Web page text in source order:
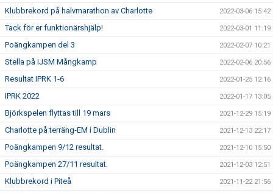
Klubbrekord på halvmarathon av Charlotte 2022-03-06 15:42
Tack för er funktionärshjälp! 2022-03-01 11:19
Poängkampen del 3 2022-02-07 10:21
Stella på IJSM Mångkamp 2022-02-06 20:56
Resultat IPRK 1-6 2022-01-25 12:16
IPRK 2022 2022-01-17 13:05
Björkspelen flyttas till 19 mars 2021-12-29 15:19
Charlotte på terräng-EM i Dublin 2021-12-13 22:17
Poängkampen 9/12 resultat. 2021-12-10 15:50
Poängkampen 27/11 resultat. 2021-12-03 12:51
Klubbrekord i Piteå 2021-11-22 21:56